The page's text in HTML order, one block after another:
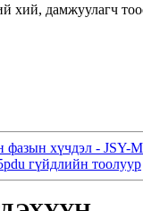
хий, дамжуулагч
фазын хүчдэл - JSY-
гүйдлийн тоолуур